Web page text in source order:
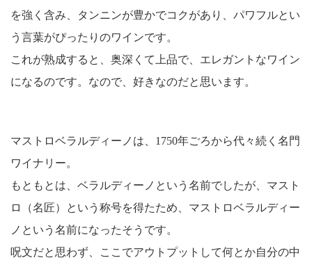
を強く含み、タンニンが豊かでコクがあり、パワフルとい
う言葉がぴったりのワインです。
これが熟成すると、奥深くて上品で、エレガントなワイン
になるのです。なので、好きなのだと思います。
マストロベラルディーノは、1750年ごろから代々続く名門
ワイナリー。
もともとは、ベラルディーノという名前でしたが、マスト
ロ（名匠）という称号を得たため、マストロベラルディー
ノという名前になったそうです。
呪文だと思わず、ここでアウトプットして何とか自分の中